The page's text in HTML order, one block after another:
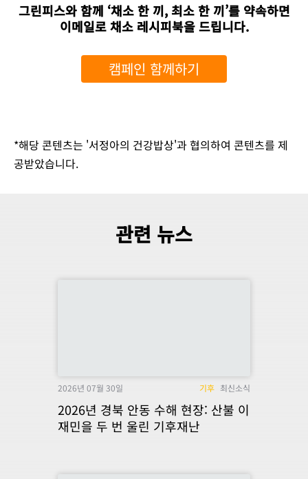
그린피스와 함께 ‘채소 한 끼, 최소 한 끼’를 약속하면
이메일로 채소 레시피북을 드립니다.
캠페인 함께하기
*해당 콘텐츠는 '서정아의 건강밥상'과 협의하여 콘텐츠를 제
공받았습니다.
관련 뉴스
2026년 07월 30일 기후 최신소식
2026년 경북 안동 수해 현장: 산불 이
재민을 두 번 울린 기후재난